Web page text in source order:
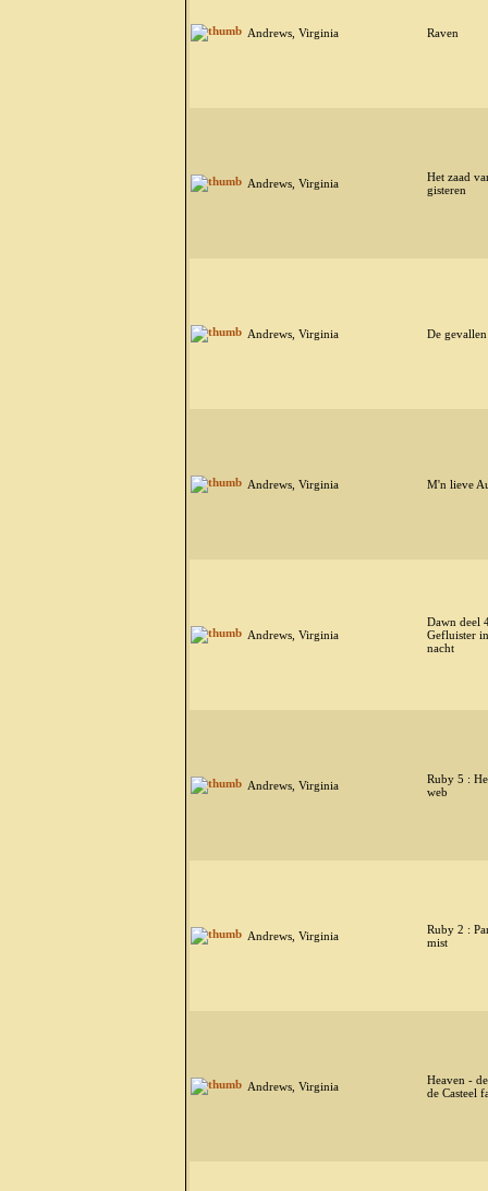
Andrews, Virginia Raven
Andrews, Virginia
Het zaad
gisteren
Andrews, Virginia De
Andrews, Virginia M'n lieve
Andrews, Virginia
Dawn deel
Gefluister
nacht
Andrews, Virginia
Ruby 5 :
web
Andrews, Virginia
Ruby 2 :
mist
Andrews, Virginia
Heaven -
de Casteel